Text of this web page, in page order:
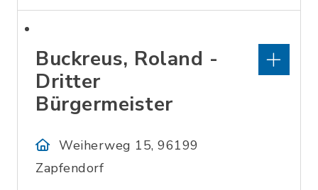
Buckreus, Roland -
Dritter
Bürgermeister
Weiherweg 15, 96199
Zapfendorf